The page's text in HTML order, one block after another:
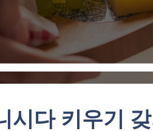
시다 키우기